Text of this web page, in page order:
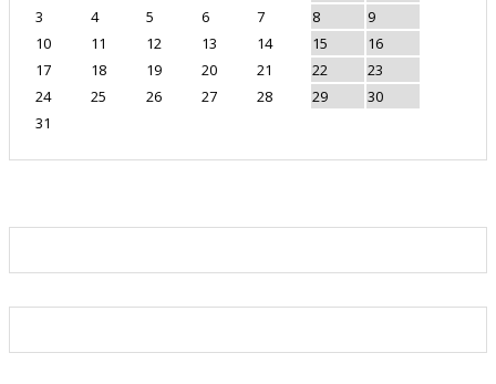
3
4 5 6 7 8
9
10
11 12 13 14 15
16
17
18 19 20 21 22
23
24
25 26 27 28 29
30
31